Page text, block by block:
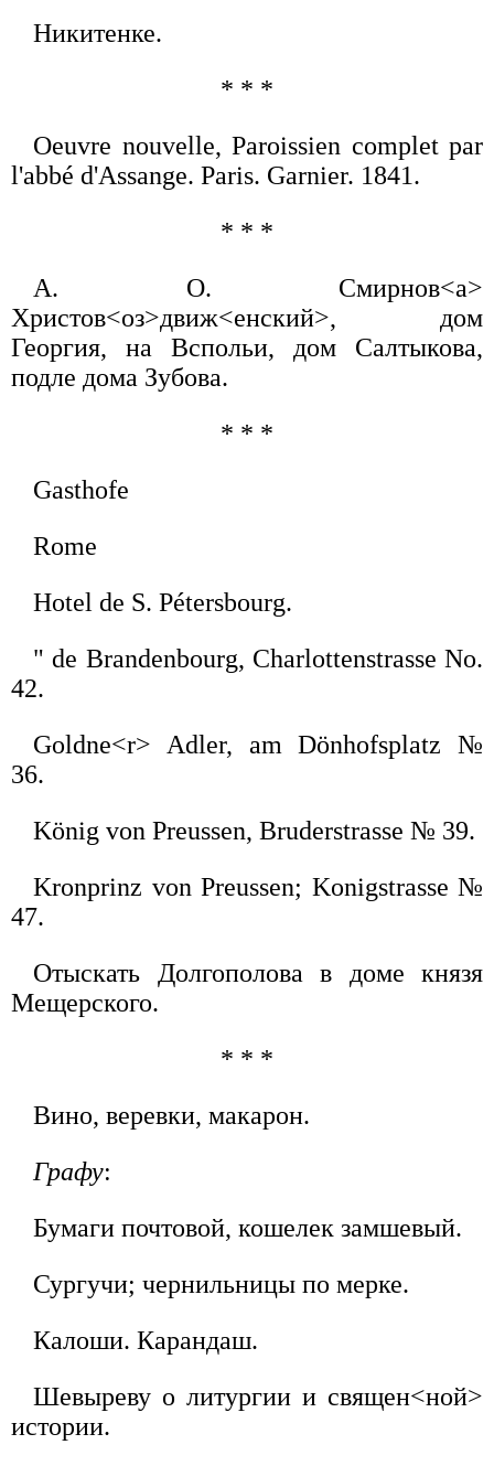
Никитенке.
* * *
Oeuvre nouvelle, Paroissien complet par
l'abbé d'Assange. Paris. Garnier. 1841.
* * *
А. О. Смирнов<а>
Христов<оз>движ<енский>, дом
Георгия, на Вспольи, дом Салтыкова,
подле дома Зубова.
* * *
Gasthofe
Rome
Hotel de S. Pétersbourg.
" de Brandenbourg, Charlottenstrasse No.
42.
Goldne<r> Adler, am Dönhofsplatz №
36.
König von Preussen, Bruderstrasse № 39.
Kronprinz von Preussen; Konigstrasse №
47.
Отыскать Долгополова в доме князя
Мещерского.
* * *
Вино, веревки, макарон.
Графу:
Бумаги почтовой, кошелек замшевый.
Сургучи; чернильницы по мерке.
Калоши. Карандаш.
Шевыреву о литургии и священ<ной>
истории.